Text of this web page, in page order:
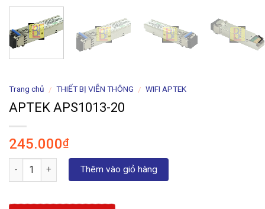
Trang chủ / THIẾT BỊ VIỄN THÔNG / WIFI APTEK
APTEK APS1013-20
245.000₫
Số lượng Thêm vào giỏ hàng